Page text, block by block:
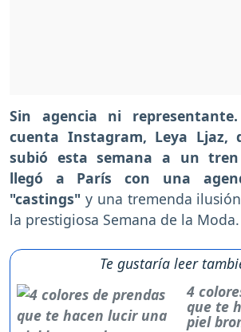
Sin agencia ni
cuenta Instagram, Leya Ljaz,
subió esta semana a un
llegó a París con una
"castings" y una tremenda
la prestigiosa Semana de la Moda.
Te gustaría leer
4
que te
piel